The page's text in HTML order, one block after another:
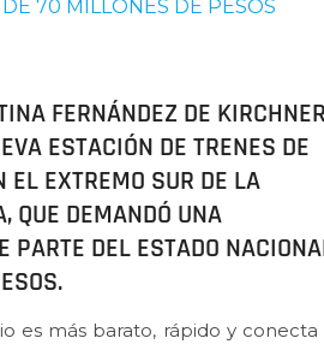
70 MILLONES DE PESOS
FERNÁNDEZ DE
ESTACIÓN DE TRENES DE
EL EXTREMO SUR DE LA
QUE DEMANDÓ UNA
PARTE DEL ESTADO
es más barato, rápido y conecta